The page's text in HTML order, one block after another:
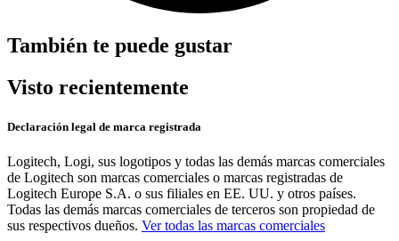
También te puede gustar
Visto recientemente
Declaración legal de marca registrada
Logitech, Logi, sus logotipos y todas las demás marcas comerciales
de Logitech son marcas comerciales o marcas registradas de
Logitech Europe S.A. o sus filiales en EE. UU. y otros países.
Todas las demás marcas comerciales de terceros son propiedad de
sus respectivos dueños. Ver todas las marcas comerciales